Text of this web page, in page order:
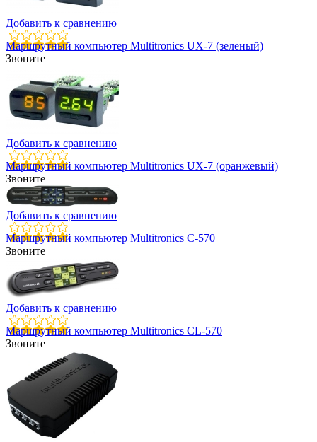
Добавить к сравнению
Маршрутный компьютер Multitronics UX-7 (зеленый)
Звоните
Добавить к сравнению
Маршрутный компьютер Multitronics UX-7 (оранжевый)
Звоните
Добавить к сравнению
Маршрутный компьютер Multitronics С-570
Звоните
Добавить к сравнению
Маршрутный компьютер Multitronics СL-570
Звоните